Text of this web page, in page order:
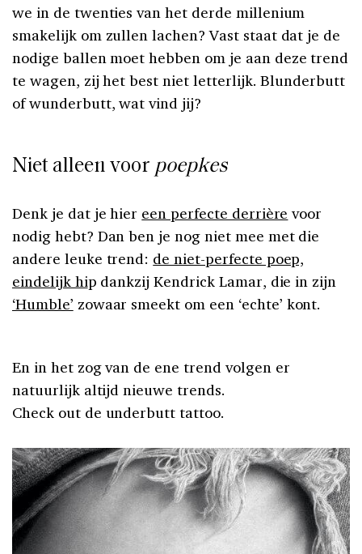
we in de twenties van het derde millenium
smakelijk om zullen lachen? Vast staat dat je de
nodige ballen moet hebben om je aan deze trend
te wagen, zij het best niet letterlijk. Blunderbutt
of wunderbutt, wat vind jij?
Niet alleen voor poepkes
Denk je dat je hier een perfecte derrière voor
nodig hebt? Dan ben je nog niet mee met die
andere leuke trend: de niet-perfecte poep,
eindelijk hip dankzij Kendrick Lamar, die in zijn
‘Humble’ zowaar smeekt om een ‘echte’ kont.
En in het zog van de ene trend volgen er
natuurlijk altijd nieuwe trends.
Check out de underbutt tattoo.